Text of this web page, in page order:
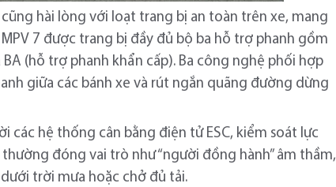
hài lòng với loạt trang bị an toàn trên xe, mang
7 được trang bị đầy đủ bộ ba hỗ trợ phanh gồm
(hỗ trợ phanh khẩn cấp). Ba công nghệ phối hợp
giữa các bánh xe và rút ngắn quãng đường dừng
các hệ thống cân bằng điện tử ESC, kiểm soát lực
đóng vai trò như “người đồng hành” âm thầm,
trời mưa hoặc chở đủ tải.